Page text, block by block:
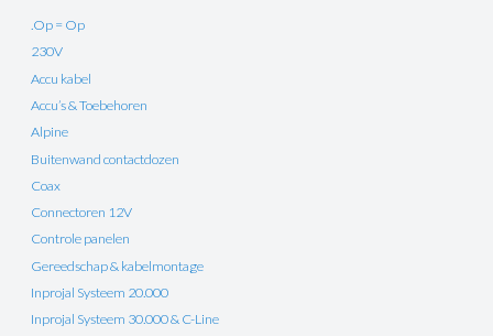
.Op = Op
230V
Accu kabel
Accu’s & Toebehoren
Alpine
Buitenwand contactdozen
Coax
Connectoren 12V
Controle panelen
Gereedschap & kabelmontage
Inprojal Systeem 20.000
Inprojal Systeem 30.000 & C-Line